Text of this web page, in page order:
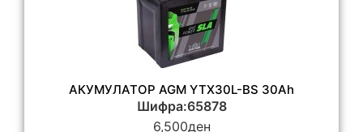
АКУМУЛАТОР AGM YTX30L-BS 30Ah
Шифра:65878
6,500ден